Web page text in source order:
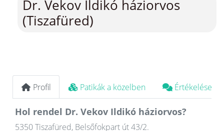
Dr. Vekov Ildikó háziorvos
(Tiszafüred)
Profil Patikák a közelben Értékelések
Hol rendel Dr. Vekov Ildikó háziorvos?
5350 Tiszafüred, Belsőfokpart út 43/2.